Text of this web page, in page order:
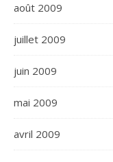
août 2009
juillet 2009
juin 2009
mai 2009
avril 2009